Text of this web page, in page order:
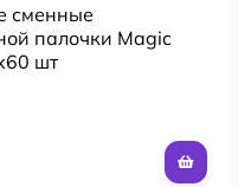
сменные
палочки Magic
шт